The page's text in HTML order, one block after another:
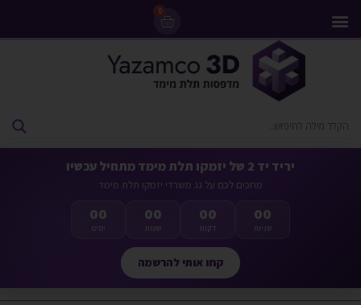
0
יריד יד 2 של יזמקו תלת מימד מתחיל עכשיו
מחכים לכם על גג משרדי יזמקו תלת מימד
00
ימים
00
שעות
00
דקות
00
שניות
קחו אותי להרשמה